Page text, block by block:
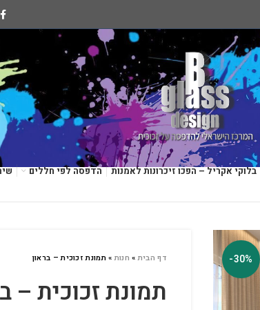
בלוקי אקריל – הפכו זיכרונות לאמנות הדפסה לפי חללים
-30% דף הבית» חנות»תמונת זכוכית – בראון
תמונת זכוכית –